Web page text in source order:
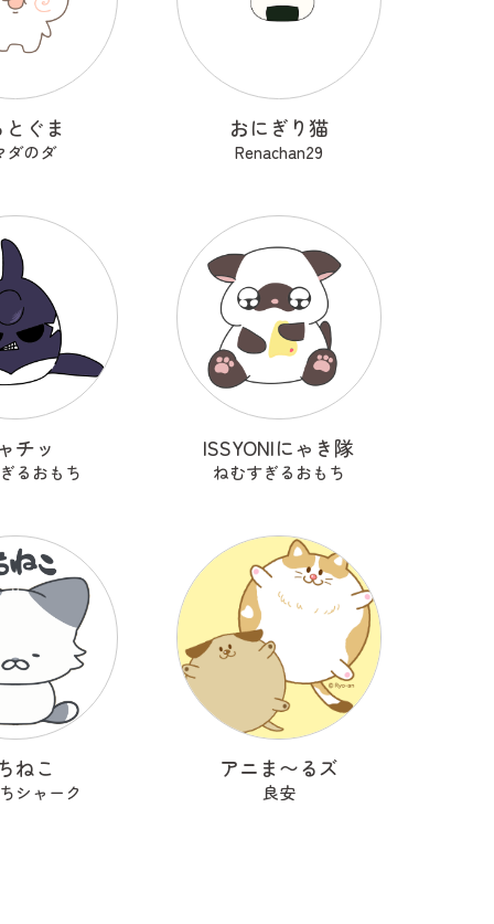
ぐま
ダのダ
おにぎり猫
Renachan29
チッ
るおもち
ISSYONIにゃき隊
ねむすぎるおもち
ねこ
シャーク
アニま〜るズ
良安